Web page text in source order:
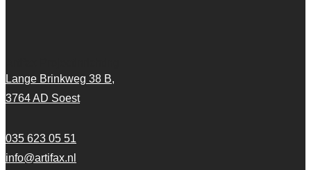
Lange Brinkweg 38 B,
3764 AD Soest
035 623 05 51
info@artifax.nl